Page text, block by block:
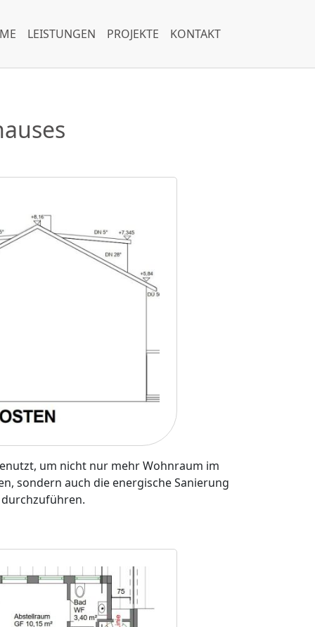
LEISTUNGEN PROJEKTE KONTAKT
um nicht nur mehr Wohnraum im
sondern auch die energische Sanierung
durchzuführen.